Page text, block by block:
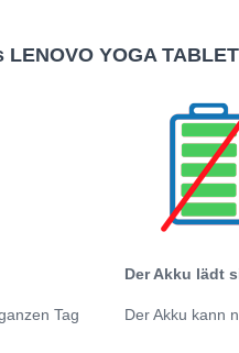
YOGA
Tag
Der Akku lädt
Der Akku kann